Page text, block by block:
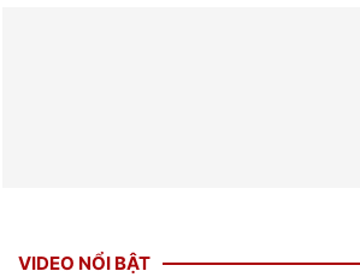
VIDEO NỔI BẬT